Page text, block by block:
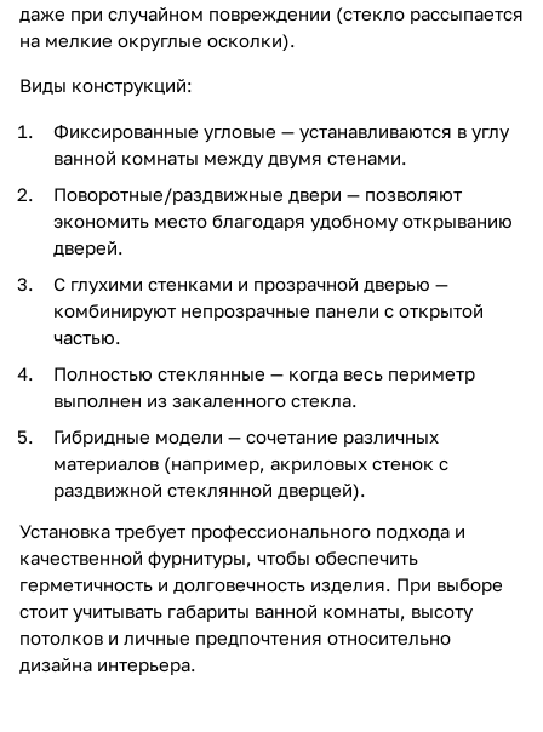
даже при случайном повреждении (стекло рассыпается
на мелкие округлые осколки).
Виды конструкций:
Фиксированные угловые — устанавливаются в углу
ванной комнаты между двумя стенами.
Поворотные/раздвижные двери — позволяют
экономить место благодаря удобному открыванию
дверей.
С глухими стенками и прозрачной дверью —
комбинируют непрозрачные панели с открытой
частью.
Полностью стеклянные — когда весь периметр
выполнен из закаленного стекла.
Гибридные модели — сочетание различных
материалов (например, акриловых стенок с
раздвижной стеклянной дверцей).
Установка требует профессионального подхода и
качественной фурнитуры, чтобы обеспечить
герметичность и долговечность изделия. При выборе
стоит учитывать габариты ванной комнаты, высоту
потолков и личные предпочтения относительно
дизайна интерьера.